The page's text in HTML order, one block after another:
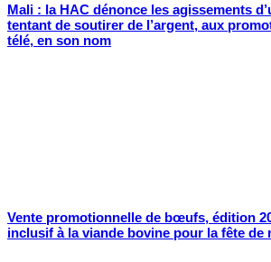
Mali : la HAC dénonce les agissements
tentant de soutirer de l’argent, aux
télé, en son nom
Vente promotionnelle de bœufs, édition
inclusif à la viande bovine pour la fête de